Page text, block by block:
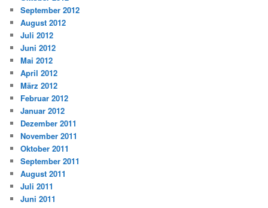
September 2012
August 2012
Juli 2012
Juni 2012
Mai 2012
April 2012
März 2012
Februar 2012
Januar 2012
Dezember 2011
November 2011
Oktober 2011
September 2011
August 2011
Juli 2011
Juni 2011